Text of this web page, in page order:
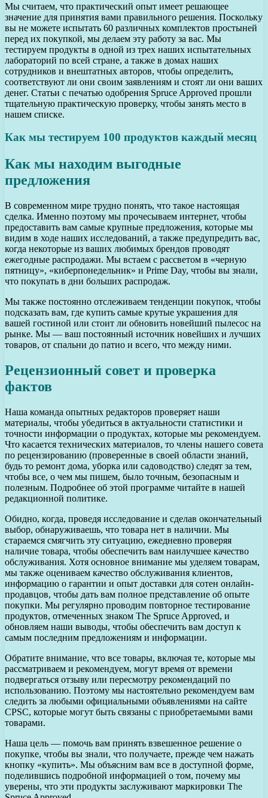
Мы считаем, что практический опыт имеет решающее
значение для принятия вами правильного решения. Поскольку
вы не можете испытать 60 различных комплектов простыней
перед их покупкой, мы делаем эту работу за вас. Мы
тестируем продукты в одной из трех наших испытательных
лабораторий по всей стране, а также в домах наших
сотрудников и внештатных авторов, чтобы определить,
соответствуют ли они своим заявлениям и стоят ли они ваших
денег. Статьи с печатью одобрения Spruce Approved прошли
тщательную практическую проверку, чтобы занять место в
нашем списке.
Как мы тестируем 100 продуктов каждый месяц
Как мы находим выгодные
предложения
В современном мире трудно понять, что такое настоящая
сделка. Именно поэтому мы прочесываем интернет, чтобы
предоставить вам самые крупные предложения, которые мы
видим в ходе наших исследований, а также предупредить вас,
когда некоторые из ваших любимых брендов проводят
ежегодные распродажи. Мы встаем с рассветом в «черную
пятницу», «киберпонедельник» и Prime Day, чтобы вы знали,
что покупать в дни больших распродаж.
Мы также постоянно отслеживаем тенденции покупок, чтобы
подсказать вам, где купить самые крутые украшения для
вашей гостиной или стоит ли обновить новейший пылесос на
рынке. Мы — ваш постоянный источник новейших и лучших
товаров, от спальни до патио и всего, что между ними.
Рецензионный совет и проверка
фактов
Наша команда опытных редакторов проверяет наши
материалы, чтобы убедиться в актуальности статистики и
точности информации о продуктах, которые мы рекомендуем.
Что касается технических материалов, то члены нашего совета
по рецензированию (проверенные в своей области знаний,
будь то ремонт дома, уборка или садоводство) следят за тем,
чтобы все, о чем мы пишем, было точным, безопасным и
полезным. Подробнее об этой программе читайте в нашей
редакционной политике.
Обидно, когда, проведя исследование и сделав окончательный
выбор, обнаруживаешь, что товара нет в наличии. Мы
стараемся смягчить эту ситуацию, ежедневно проверяя
наличие товара, чтобы обеспечить вам наилучшее качество
обслуживания. Хотя основное внимание мы уделяем товарам,
мы также оцениваем качество обслуживания клиентов,
информацию о гарантии и опыт доставки для сотен онлайн-
продавцов, чтобы дать вам полное представление об опыте
покупки. Мы регулярно проводим повторное тестирование
продуктов, отмеченных знаком The Spruce Approved, и
обновляем наши выводы, чтобы обеспечить вам доступ к
самым последним предложениям и информации.
Обратите внимание, что все товары, включая те, которые мы
рассматриваем и рекомендуем, могут время от времени
подвергаться отзыву или пересмотру рекомендаций по
использованию. Поэтому мы настоятельно рекомендуем вам
следить за любыми официальными объявлениями на сайте
CPSC, которые могут быть связаны с приобретаемыми вами
товарами.
Наша цель — помочь вам принять взвешенное решение о
покупке, чтобы вы знали, что получаете, прежде чем нажать
кнопку «купить». Мы объясним вам все в доступной форме,
поделившись подробной информацией о том, почему мы
уверены, что эти продукты заслуживают маркировки The